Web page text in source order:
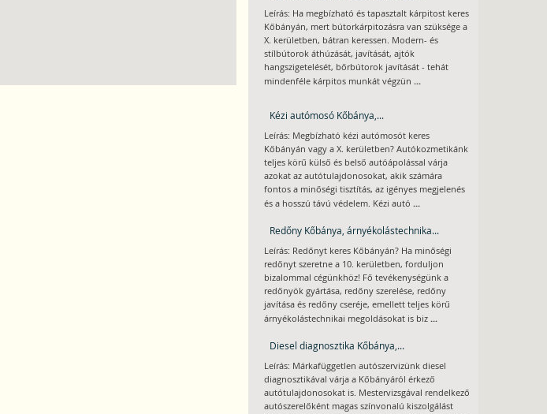
Leírás: Ha megbízható és tapasztalt kárpitost keres
Kőbányán, mert bútorkárpitozásra van szüksége a
X. kerületben, bátran keressen. Modern- és
stílbútorok áthúzását, javítását, ajtók
hangszigetelését, bőrbútorok javítását - tehát
mindenféle kárpitos munkát végzün ...
Kézi autómosó Kőbánya,...
Leírás: Megbízható kézi autómosót keres
Kőbányán vagy a X. kerületben? Autókozmetikánk
teljes körű külső és belső autóápolással várja
azokat az autótulajdonosokat, akik számára
fontos a minőségi tisztítás, az igényes megjelenés
és a hosszú távú védelem. Kézi autó ...
Redőny Kőbánya, árnyékolástechnika...
Leírás: Redőnyt keres Kőbányán? Ha minőségi
redőnyt szeretne a 10. kerületben, forduljon
bizalommal cégünkhöz! Fő tevékenységünk a
redőnyök gyártása, redőny szerelése, redőny
javítása és redőny cseréje, emellett teljes körű
árnyékolástechnikai megoldásokat is biz ...
Diesel diagnosztika Kőbánya,...
Leírás: Márkafüggetlen autószervizünk diesel
diagnosztikával várja a Kőbányáról érkező
autótulajdonosokat is. Mestervizsgával rendelkező
autószerelőként magas színvonalú kiszolgálást